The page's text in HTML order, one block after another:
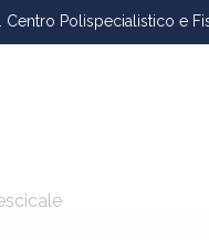
Polispecialistico e